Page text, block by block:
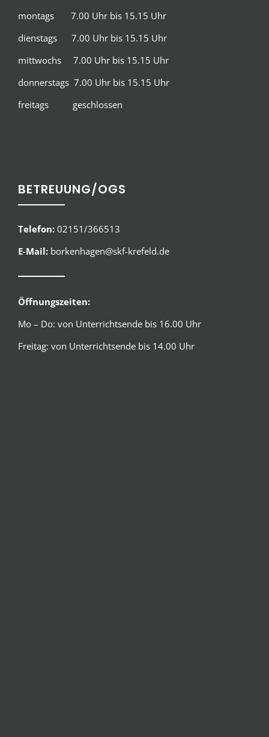
montags 7.00 Uhr bis 15.15 Uhr
dienstags 7.00 Uhr bis 15.15 Uhr
mittwochs 7.00 Uhr bis 15.15 Uhr
donnerstags 7.00 Uhr bis 15.15 Uhr
freitags geschlossen
BETREUUNG/OGS
Telefon: 02151/366513
E-Mail: borkenhagen@skf-krefeld.de
Öffnungszeiten:
Mo – Do: von Unterrichtsende bis 16.00 Uhr
Freitag: von Unterrichtsende bis 14.00 Uhr